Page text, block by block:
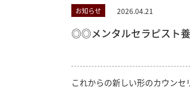
お知らせ 2026.04.21
◎◎メンタルセラピスト
これからの新しい形のカウン